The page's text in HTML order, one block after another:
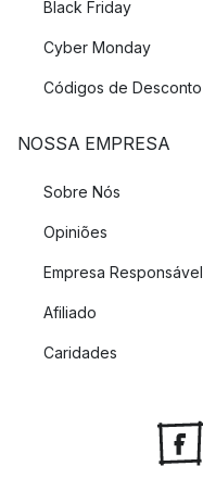
Black Friday
Cyber Monday
Códigos de Desconto
NOSSA EMPRESA
Sobre Nós
Opiniões
Empresa Responsável
Afiliado
Caridades